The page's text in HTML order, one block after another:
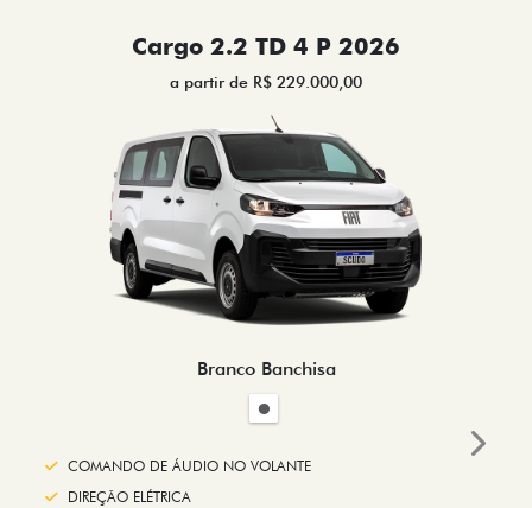
Cargo 2.2 TD 4 P 2026
a partir de R$ 229.000,00
Branco Banchisa
COMANDO DE ÁUDIO NO VOLANTE
DIREÇÃO ELÉTRICA
Next